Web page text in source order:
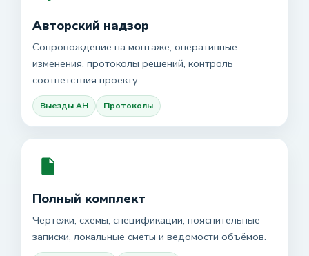
Авторский надзор
Сопровождение на монтаже, оперативные
изменения, протоколы решений, контроль
соответствия проекту.
Выезды АН Протоколы
Полный комплект
Чертежи, схемы, спецификации, пояснительные
записки, локальные сметы и ведомости объёмов.